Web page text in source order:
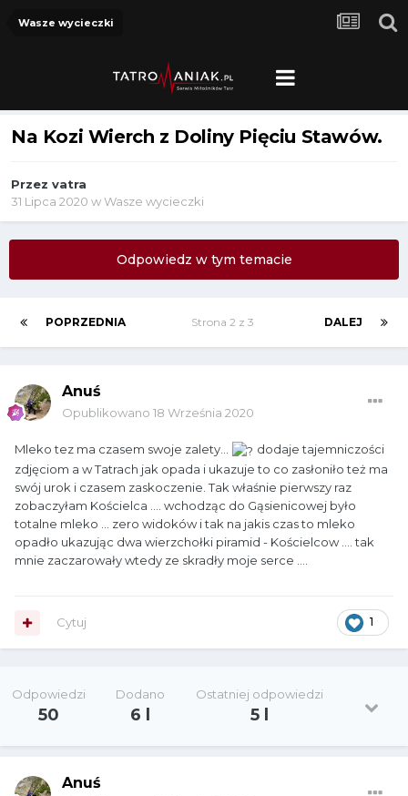
Wasze wycieczki
Na Kozi Wierch z Doliny Pięciu Stawów.
Przez vatra
31 Lipca 2020 wWasze wycieczki
Odpowiedz w tym temacie
POPRZEDNIA DALEJ
Strona 2 z 3
Anuś
Opublikowano 18 Września 2020
Mleko tez ma czasem swoje zalety...
dodaje tajemniczości
zdjęciom a w Tatrach jak opada i ukazuje to co zasłoniło też ma
swój urok i czasem zaskoczenie. Tak właśnie pierwszy raz
zobaczyłam Kościelca .... wchodząc do Gąsienicowej było
totalne mleko ... zero widoków i tak na jakis czas to mleko
opadło ukazując dwa wierzchołki piramid - Kościelcow .... tak
mnie zaczarowały wtedy ze skradły moje serce ....
1
Cytuj
Odpowiedzi
50
Dodano
6 l
Ostatniej odpowiedzi
5 l
Anuś